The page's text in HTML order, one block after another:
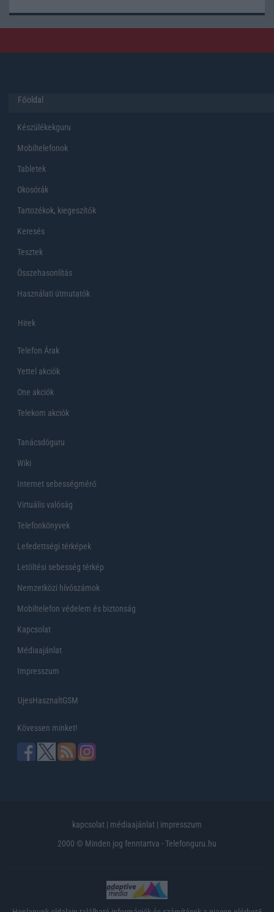
Főoldal
Készülékekguru
Mobiltelefonok
Tabletek
Okosórák
Tartozékok, kiegeszítők
Keresés
Tesztek
Összehasonlítás
Használati útmutatók
Hirek
Telefon Árak
Yettel akciók
One akciók
Telekom akciók
Tanácsdóguru
Wiki
Internet sebességmérő
Virtuális valóság
Telefonkönyvek
Lefedettségi térképek
Letöltési sebesség térkép
Nemzetközi hívószámok
Mobiltelefon védelem és biztonság
Kapcsolat
Médiaajánlat
Impresszum
UjesHasznaltGSM
Kövessen minket!
kapcsolat | médiaajánlat | impresszum
2000 © Minden jog fenntartva - Telefonguru.hu